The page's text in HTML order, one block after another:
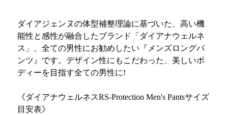
ダイアジェンヌの体型補整理論に基づいた、高い機
能性と感性が融合したブランド「ダイアナウェルネ
ス」、全ての男性にお勧めしたい『メンズロングパ
ンツ』です。デザイン性にもこだわった、美しいボ
ディーを目指す全ての男性に!
《ダイアナウェルネスRS-Protection Men's Pantsサイズ
目安表》